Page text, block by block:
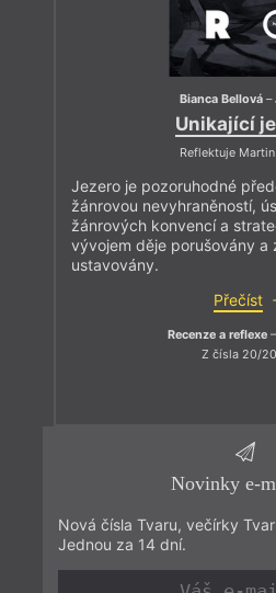
Bianca Bellová–
Unikající
Reflektuje
Jezero je pozoruhodné
žánrovou nevyhraněností,
žánrových konvencí a
vývojem děje porušovány a
ustavovány.
Přečíst
Recenze a reflexe
Z čísla 20/
Novinky e-
Nová čísla Tvaru, večírky
Jednou za 14 dní.